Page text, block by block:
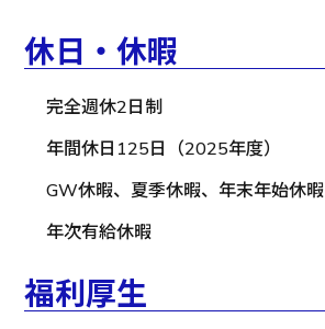
休日・休暇
完全週休2日制
年間休日125日（2025年度）
GW休暇、夏季休暇、年末年始休暇
年次有給休暇
福利厚生